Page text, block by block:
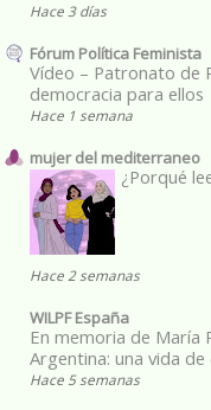
Hace 3 días
Fórum Política Feminista
Vídeo – Patronato de
democracia para ellos
Hace 1 semana
mujer del mediterraneo
¿Porqué
Hace 2 semanas
WILPF España
En memoria de María
Argentina: una vida
Hace 5 semanas